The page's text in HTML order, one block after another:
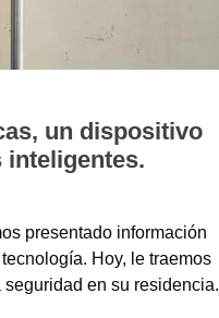
un dispositivo
inteligentes.
presentado información
Hoy, le traemos
en su residencia.